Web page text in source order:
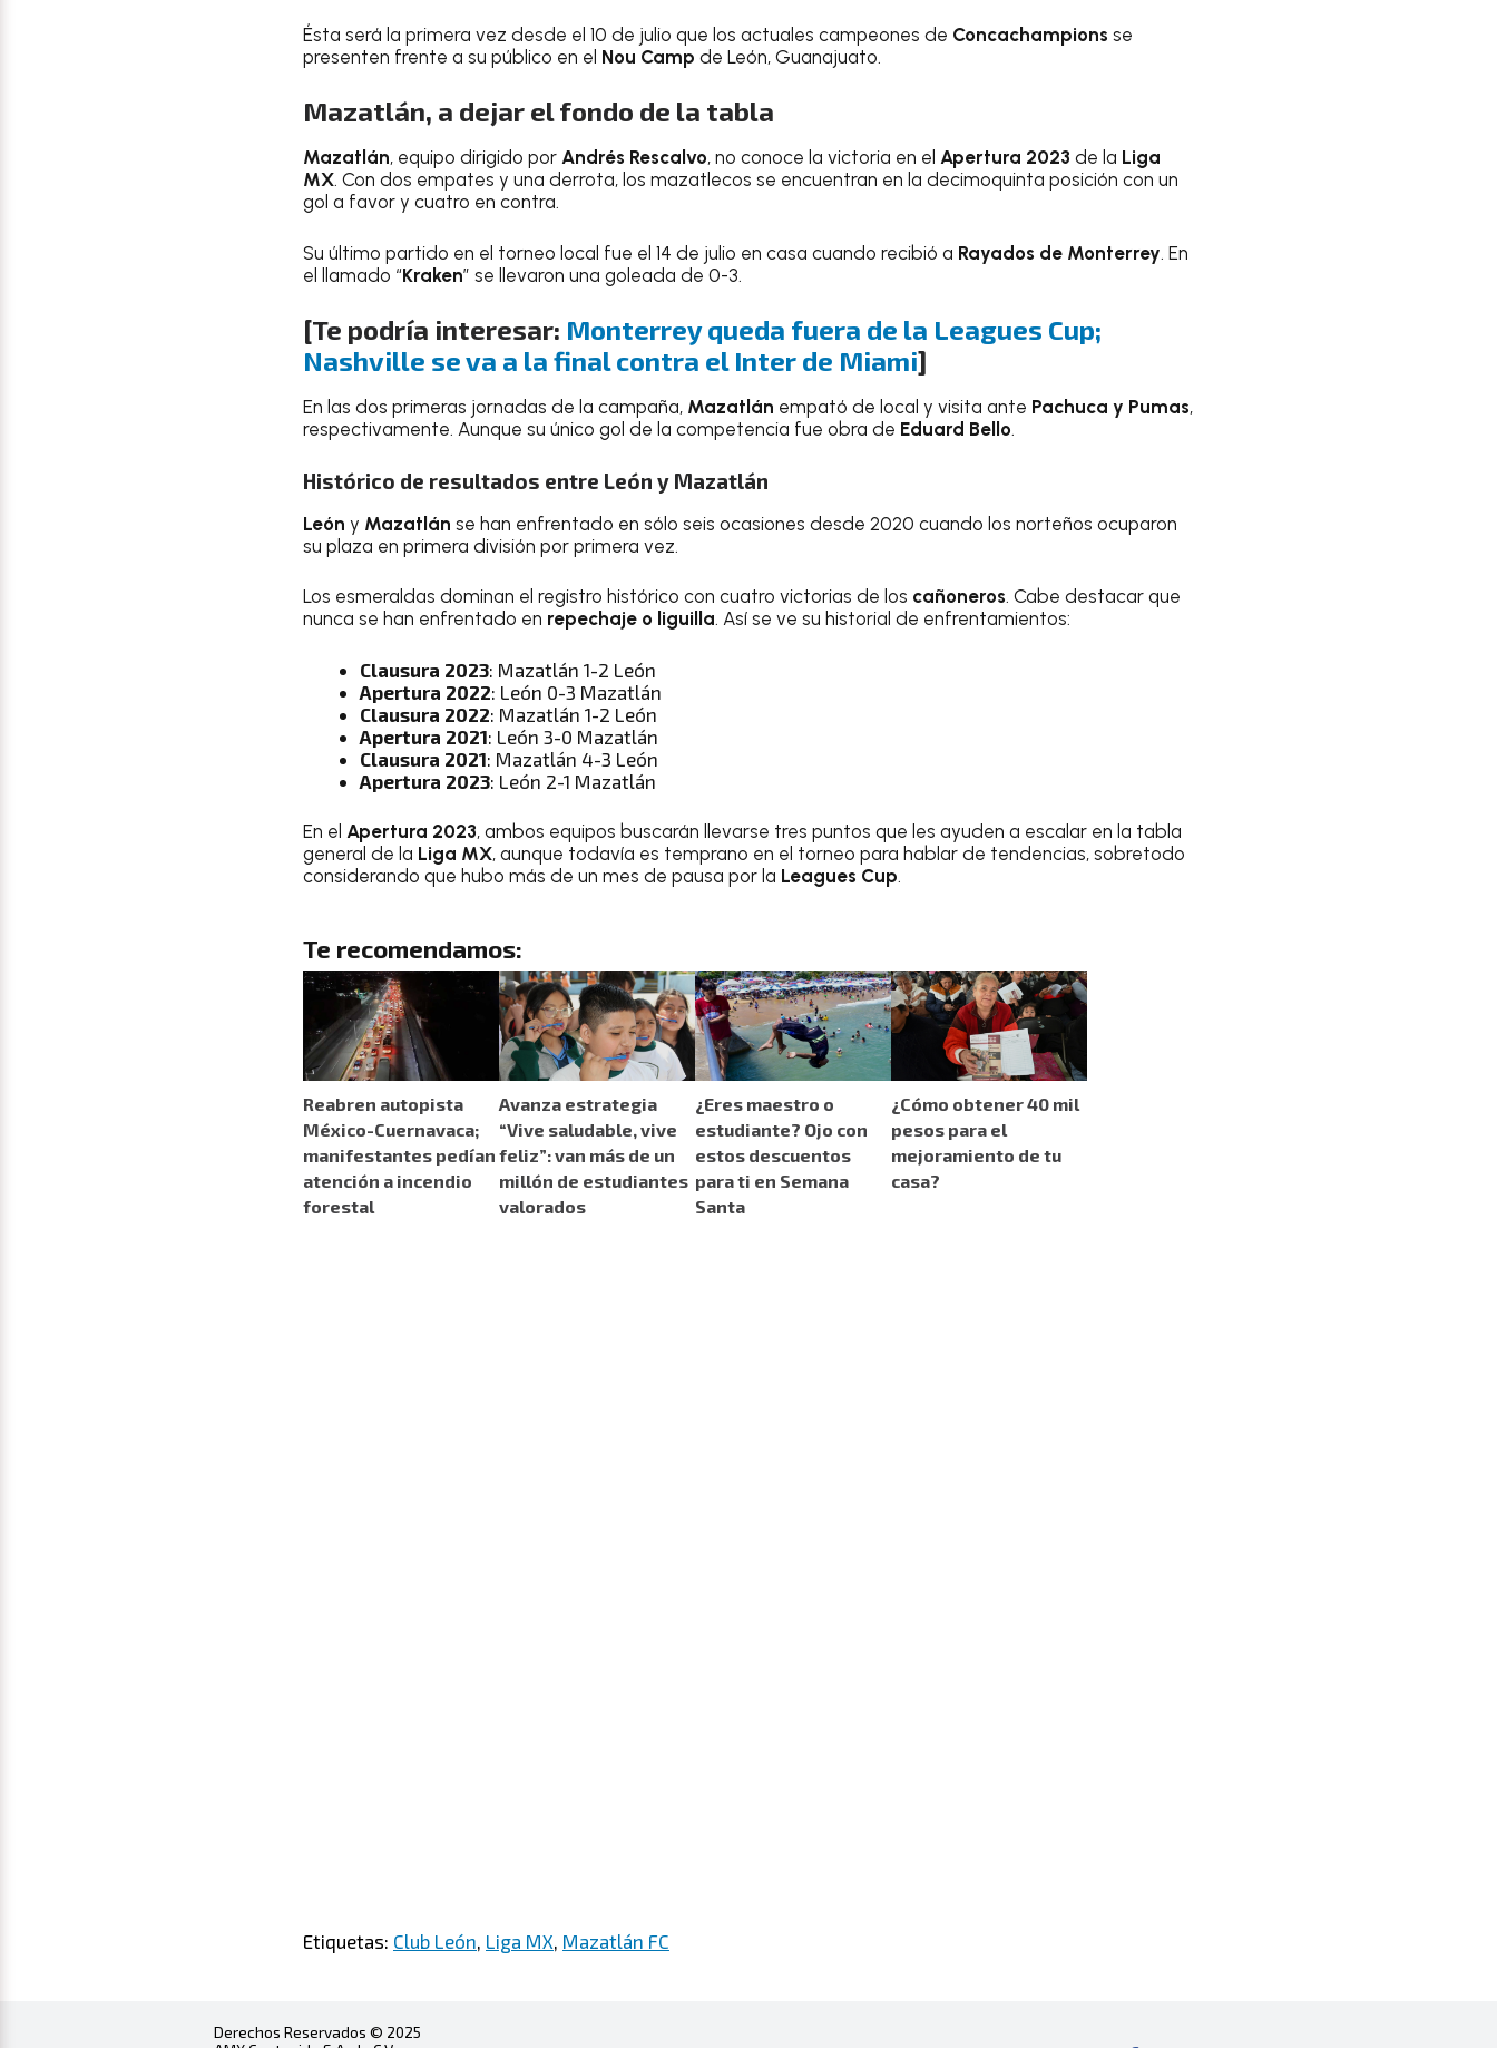
Ésta será la primera vez desde el 10 de julio que los actuales campeones de Concachampions se
presenten frente a su público en el Nou Camp de León, Guanajuato.
Mazatlán, a dejar el fondo de la tabla
Mazatlán, equipo dirigido por Andrés Rescalvo, no conoce la victoria en el Apertura 2023 de la Liga
MX. Con dos empates y una derrota, los mazatlecos se encuentran en la decimoquinta posición con un
gol a favor y cuatro en contra.
Su último partido en el torneo local fue el 14 de julio en casa cuando recibió a Rayados de Monterrey. En
el llamado “Kraken” se llevaron una goleada de 0-3.
[Te podría interesar: Monterrey queda fuera de la Leagues Cup;
Nashville se va a la final contra el Inter de Miami]
En las dos primeras jornadas de la campaña, Mazatlán empató de local y visita ante Pachuca y Pumas,
respectivamente. Aunque su único gol de la competencia fue obra de Eduard Bello.
Histórico de resultados entre León y Mazatlán
León y Mazatlán se han enfrentado en sólo seis ocasiones desde 2020 cuando los norteños ocuparon
su plaza en primera división por primera vez.
Los esmeraldas dominan el registro histórico con cuatro victorias de los cañoneros. Cabe destacar que
nunca se han enfrentado en repechaje o liguilla. Así se ve su historial de enfrentamientos:
Clausura 2023: Mazatlán 1-2 León
Apertura 2022: León 0-3 Mazatlán
Clausura 2022: Mazatlán 1-2 León
Apertura 2021: León 3-0 Mazatlán
Clausura 2021: Mazatlán 4-3 León
Apertura 2023: León 2-1 Mazatlán
En el Apertura 2023, ambos equipos buscarán llevarse tres puntos que les ayuden a escalar en la tabla
general de la Liga MX, aunque todavía es temprano en el torneo para hablar de tendencias, sobretodo
considerando que hubo más de un mes de pausa por la Leagues Cup.
Te recomendamos:
Reabren autopista
México-Cuernavaca;
manifestantes pedían
atención a incendio
forestal
Avanza estrategia
“Vive saludable, vive
feliz”: van más de un
millón de estudiantes
valorados
¿Eres maestro o
estudiante? Ojo con
estos descuentos
para ti en Semana
Santa
¿Cómo obtener 40 mil
pesos para el
mejoramiento de tu
casa?
Etiquetas: Club León Liga MX Mazatlán FC
Derechos Reservados © 2025